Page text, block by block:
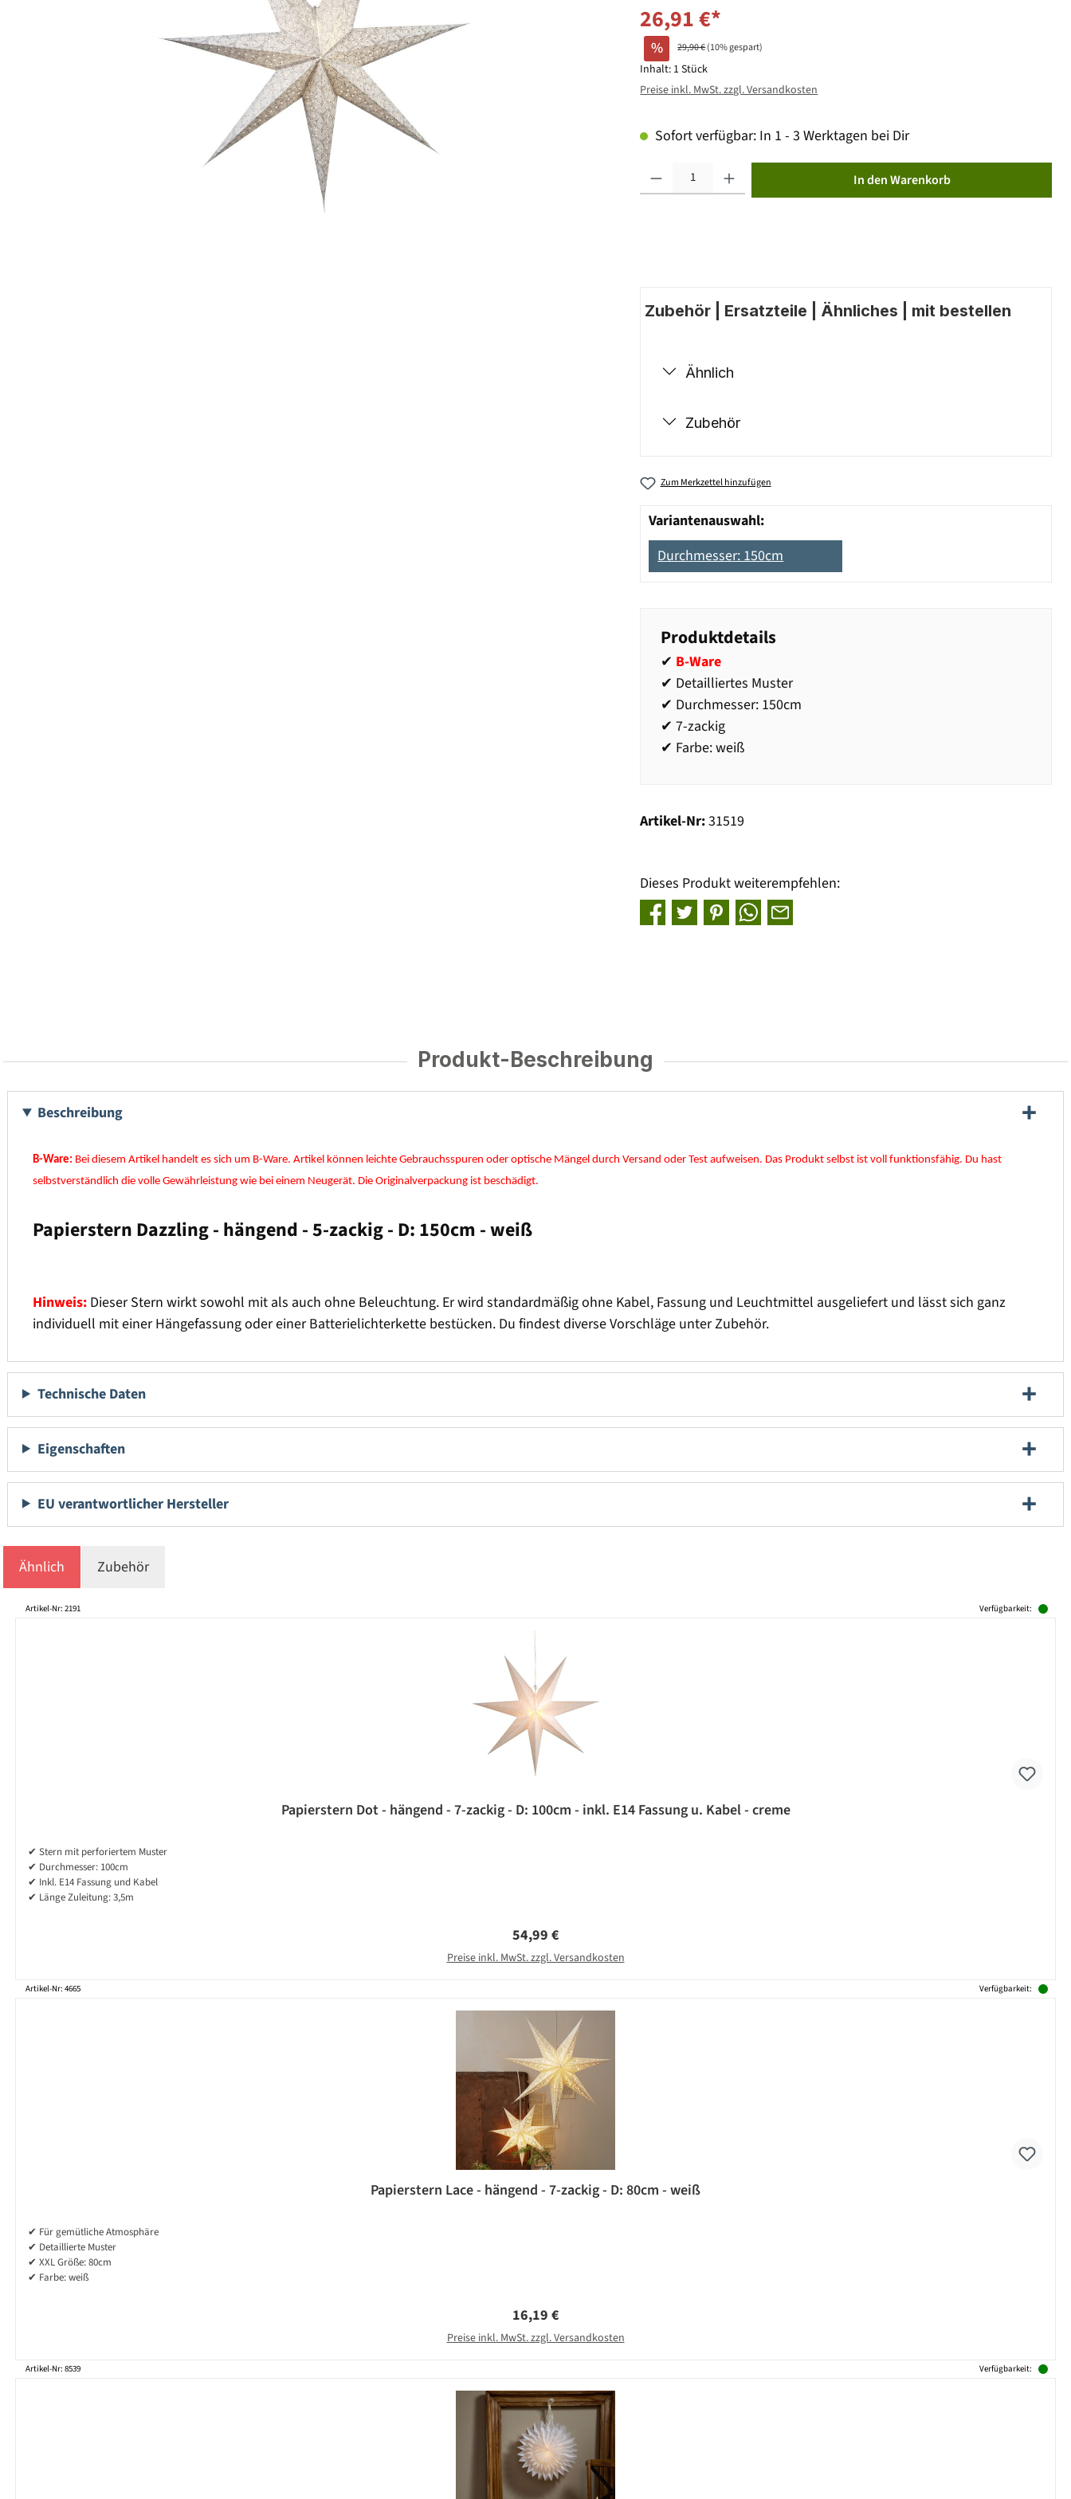
26,91 €*
% 29,90 €(10% gespart)
Inhalt: 1 Stück
Preise inkl. MwSt. zzgl. Versandkosten
Sofort verfügbar: In 1 - 3 Werktagen bei Dir
In den Warenkorb
Zubehör | Ersatzteile | Ähnliches | mit bestellen
Ähnlich
Zubehör
Zum Merkzettel hinzufügen
Variantenauswahl:
Durchmesser: 150cm
Produktdetails
✔ B-Ware
✔ Detailliertes Muster
✔ Durchmesser: 150cm
✔ 7-zackig
✔ Farbe: weiß
Artikel-Nr:31519
Dieses Produkt weiterempfehlen:
Produkt-Beschreibung
Beschreibung
B-Ware: Bei diesem Artikel handelt es sich um B-Ware. Artikel können leichte Gebrauchsspuren oder optische Mängel durch Versand oder Test aufweisen. Das Produkt selbst ist voll funktionsfähig. Du hast
selbstverständlich die volle Gewährleistung wie bei einem Neugerät. Die Originalverpackung ist beschädigt.
Papierstern Dazzling - hängend - 5-zackig - D: 150cm - weiß
Hinweis: Dieser Stern wirkt sowohl mit als auch ohne Beleuchtung. Er wird standardmäßig ohne Kabel, Fassung und Leuchtmittel ausgeliefert und lässt sich ganz
individuell mit einer Hängefassung oder einer Batterielichterkette bestücken. Du findest diverse Vorschläge unter Zubehör.
Technische Daten
Eigenschaften
EU verantwortlicher Hersteller
Ähnlich Zubehör
Produktgalerie überspringen
Artikel-Nr: 2191 Verfügbarkeit:
Papierstern Dot - hängend - 7-zackig - D: 100cm - inkl. E14 Fassung u. Kabel - creme
✔ Stern mit perforiertem Muster
✔ Durchmesser: 100cm
✔ Inkl. E14 Fassung und Kabel
✔ Länge Zuleitung: 3,5m
Regulärer Preis:
54,99 €
Preise inkl. MwSt. zzgl. Versandkosten
Artikel-Nr: 4665 Verfügbarkeit:
Papierstern Lace - hängend - 7-zackig - D: 80cm - weiß
✔ Für gemütliche Atmosphäre
✔ Detaillierte Muster
✔ XXL Größe: 80cm
✔ Farbe: weiß
Regulärer Preis:
16,19 €
Preise inkl. MwSt. zzgl. Versandkosten
Artikel-Nr: 8539 Verfügbarkeit: